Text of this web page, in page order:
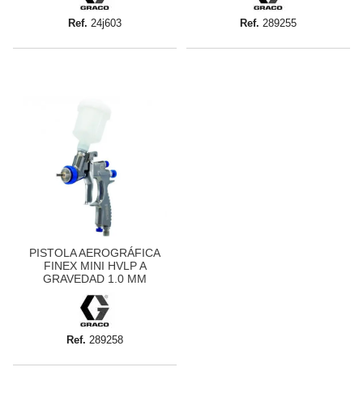
Ref. 24j603 Ref. 289255
PISTOLA AEROGRÁFICA
FINEX MINI HVLP A
GRAVEDAD 1.0 MM
Ref. 289258